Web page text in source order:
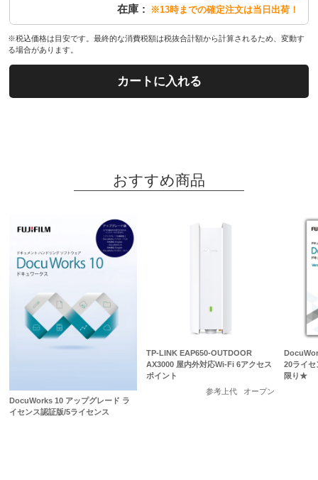
在庫 ※13時までの確定注文は当日出荷！
※税込価格は目安です。最終的な消費税額は税抜合計額から計算されるため、変動す
る場合があります。
カートに入れる
おすすめ商品
DocuWorks 10 アップグレード ラ
イセンス認証版/5ライセンス
TP-LINK EAP650-OUTDOOR
AX3000 屋内外対応Wi-Fi 6アクセス
ポイント
参考上代
オープン
20ライ
限り★